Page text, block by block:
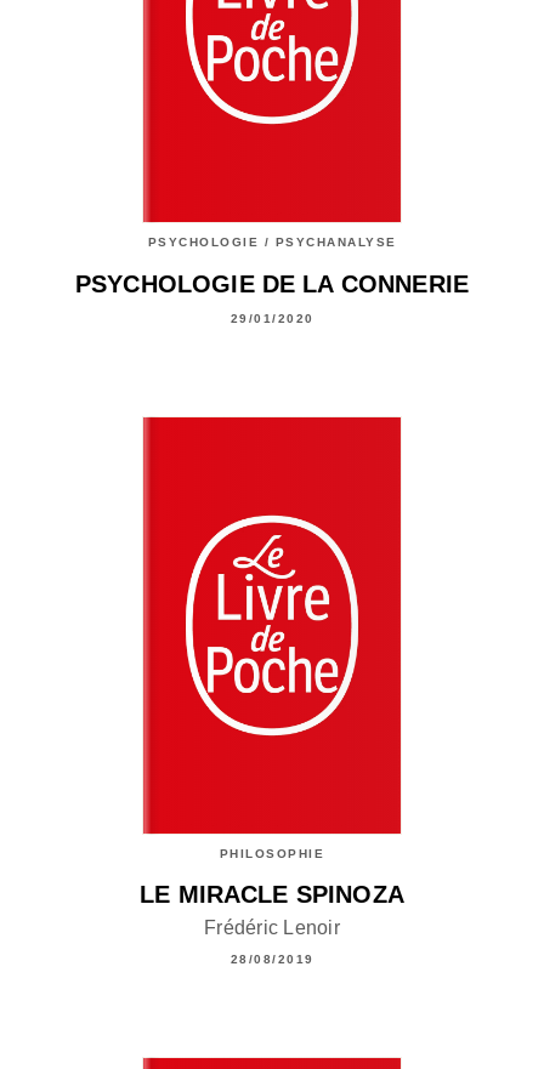
PSYCHOLOGIE / PSYCHANALYSE
PSYCHOLOGIE DE LA CONNERIE
29/01/2020
PHILOSOPHIE
LE MIRACLE SPINOZA
Frédéric Lenoir
28/08/2019